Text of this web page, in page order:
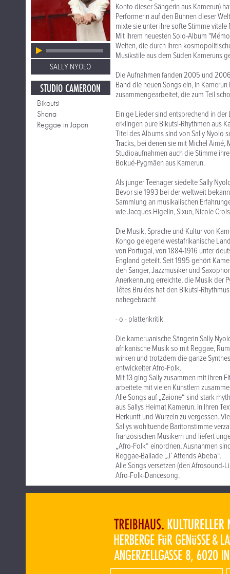
SALLY NYOLO
STUDIO CAMEROON
Bikoutsi
Shana
Reggae in Japan
Konto dieser Sängerin aus Kamerun)
Performerin auf den Bühnen dieser
mixte sie unter ihre softe Stimme
Mit ihrem neuesten Solo-Album
Welten, die durch ihren
Musikstile aus dem Süden Kameruns
Die Aufnahmen fanden 2005 und
Band die neuen Songs ein, in
zusammengearbeitet, die zum Teil
Einige Lieder sind entsprechend in
erklingen pure Bikutsi-Rhythmen aus
Titel des Albums sind von Sally Nyolo
Tracks, bei denen sie mit Michel
Studioaufnahmen auch die Stimme
Bokué-Pygmäen aus Kamerun.
Als junger Teenager siedelte Sally
Bevor sie 1993 bei der weltweit
Sammlung an musikalischen
wie Jacques Higelin, Sixun, Nicole
Die Musik, Sprache und Kultur von
Kongo gelegene westafrikanische
von Portugal, von 1884-1916 unter
England geteilt. Seit 1995 gehört
den Sänger, Jazzmusiker und
Anerkennung erreichte, die Musik der
Têtes Brulées hat den Bikutsi-
nahegebracht
- o - plattenkritik
Die kameruanische Sängerin Sally
afrikanische Musik so mit Reggae,
wirken und trotzdem die ganze
entwickelter Afro-Folk.
Mit 13 ging Sally zusammen mit ihren
arbeitete mit vielen Künstlern
Alle Songs auf „Zaione“ sind stark
aus Sallys Heimat Kamerun. In Ihren
Herkunft und Wurzeln zu vergessen.
Sallys wohltuende Baritonstimme
französischen Musikern und liefert
„Afro-Folk“ einordnen, Ausnahmen
Reggae-Ballade „J’ Attends Abeba“.
Alle Songs versetzen (den Afrosound-
Afro-Folk-Dancesong.